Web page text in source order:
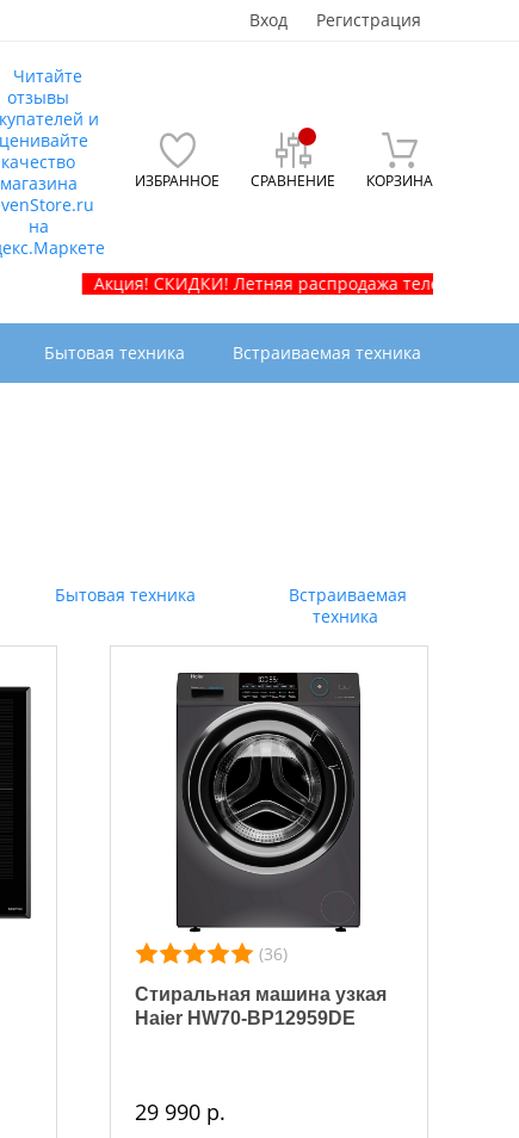
Вход Регистрация
ИЗБРАННОЕ СРАВНЕНИЕ КОРЗИНА
Акция! СКИДКИ! Летняя распродажа телевизоров и
Бытовая техника Встраиваемая техника
Бытовая техника
Встраиваемая
техника
(36)
Стиральная машина узкая
Haier HW70-BP12959DE
29 990 р.